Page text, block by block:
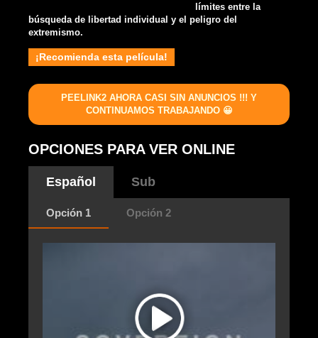
límites entre la
búsqueda de libertad individual y el peligro del
extremismo.
¡Recomienda esta película!
PEELINK2 AHORA CASI SIN ANUNCIOS !!! Y
CONTINUAMOS TRABAJANDO 😀
OPCIONES PARA VER ONLINE
Español Sub
Opción 1 Opción 2